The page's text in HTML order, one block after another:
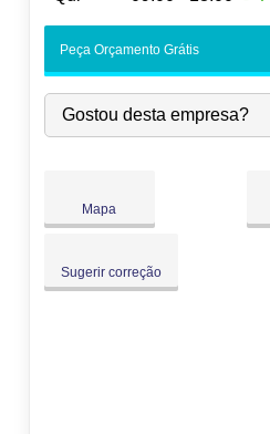
-
Qua:
09:00-18:00
Qui:
09:00-18:00 ●
Peça Orçamento Grátis
Gostou desta empresa?
Mapa
Sugerir correção